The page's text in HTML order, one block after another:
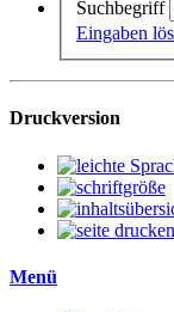
Suchbegriff
Eingaben
Druckversion
Menü